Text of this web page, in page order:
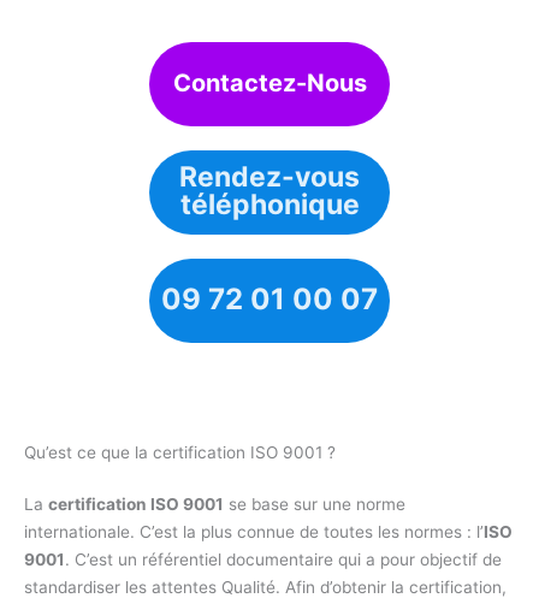
Contactez-Nous
Rendez-vous
téléphonique
09 72 01 00 07
Qu’est ce que la certification ISO 9001 ?
La certification ISO 9001 se base sur une norme
internationale. C’est la plus connue de toutes les normes : l’ISO
9001. C’est un référentiel documentaire qui a pour objectif de
standardiser les attentes Qualité. Afin d’obtenir la certification,